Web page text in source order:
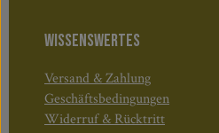
WISSENSWERTES
Versand & Zahlung
Geschäftsbedingungen
Widerruf & Rücktritt